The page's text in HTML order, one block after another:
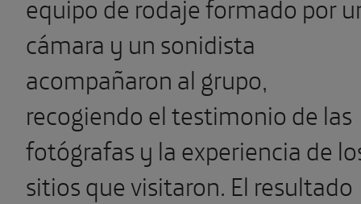
cámara y un sonidista
acompañaron al grupo,
recogiendo el testimonio de las
fotógrafas y la experiencia de
sitios que visitaron. El resultado